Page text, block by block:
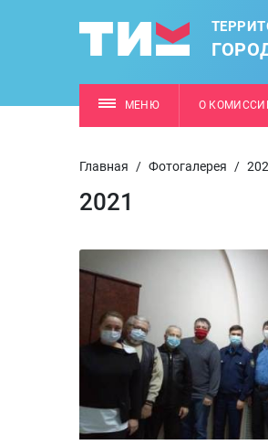
МЕНЮ О
Главная / Фотогалерея /
2021